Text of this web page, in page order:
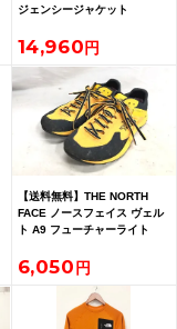
ジェンシージャケット
14,960
【送料無料】THE NORTH
FACE ノースフェイス ヴェル
ト A9 フューチャーライト
6,050